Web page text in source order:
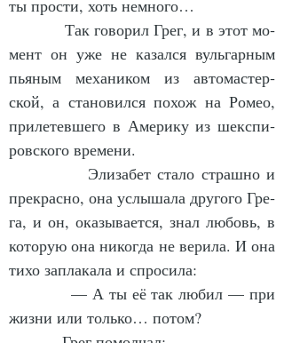
ты прос­ти, хоть не­мно­го…
мент он уже не ка­зал­ся вуль­гар­ным
пья­ным ме­ха­ни­ком из ав­то­мас­тер­
ской, а ста­но­вил­ся по­хож на Ро­мео,
при­ле­тев­ше­го в Аме­ри­ку из шек­с­пи­
ров­ско­го вре­ме­ни.
пре­крас­но, она услы­ша­ла дру­го­го Гре­
га, и он, ока­зы­ва­ет­ся, знал лю­бовь, в
ко­то­рую она ни­ког­да не ве­ри­ла. И она
ти­хо за­пла­ка­ла и спро­си­ла:
            — А ты её так лю­бил — при
жиз­ни или толь­ко… по­том?